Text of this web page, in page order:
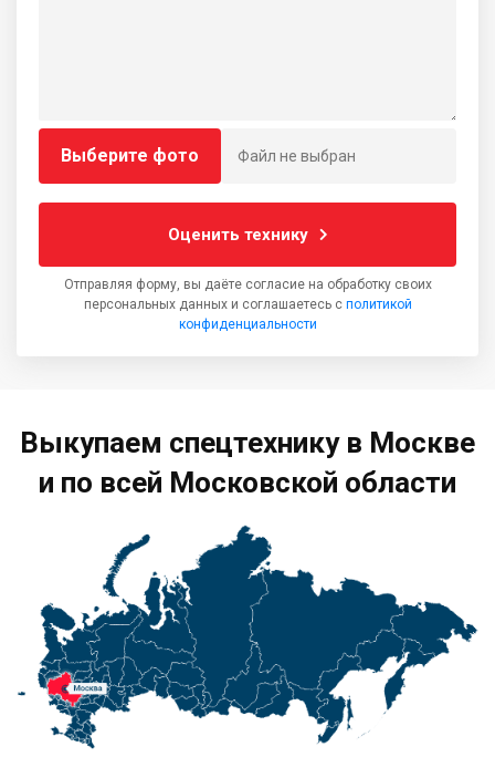
Выберите фото Файл не выбран
Оценить технику
Отправляя форму, вы даёте согласие на обработку своих
персональных данных и соглашаетесь с политикой
конфиденциальности
Выкупаем спецтехнику в Москве
и по всей Московской области